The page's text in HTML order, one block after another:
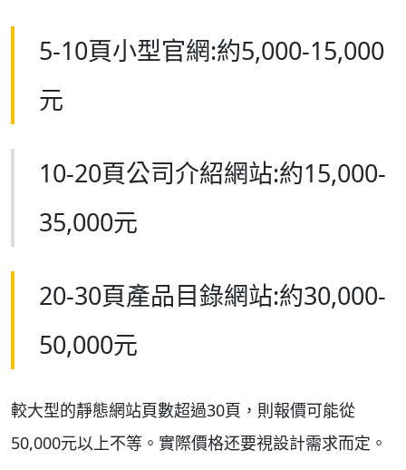
5-10頁小型官網:約5,000-15,000
元
10-20頁公司介紹網站:約15,000-
35,000元
20-30頁產品目錄網站:約30,000-
50,000元
較大型的靜態網站頁數超過30頁，則報價可能從
50,000元以上不等。實際價格还要視設計需求而定。